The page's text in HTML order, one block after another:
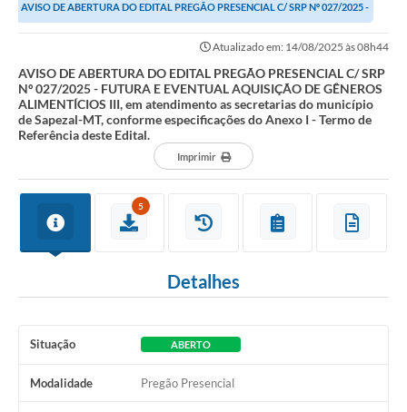
AVISO DE ABERTURA DO EDITAL PREGÃO PRESENCIAL C/ SRP Nº 027/2025 -
Atualizado em: 14/08/2025 às 08h44
AVISO DE ABERTURA DO EDITAL PREGÃO PRESENCIAL C/ SRP
Nº 027/2025 - FUTURA E EVENTUAL AQUISIÇÃO DE GÊNEROS
ALIMENTÍCIOS III, em atendimento as secretarias do município
de Sapezal-MT, conforme especificações do Anexo I - Termo de
Referência deste Edital.
Imprimir
5
Detalhes
Situação ABERTO
Modalidade Pregão Presencial